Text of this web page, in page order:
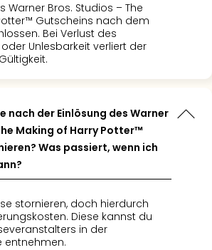
Warner Bros. Studios – The
Gutscheins nach dem
Bei Verlust des
Unlesbarkeit verliert der
nach der Einlösung des Warner
Making of Harry Potter™
Was passiert, wenn ich
stornieren, doch hierdurch
Diese kannst du
in der
entnehmen.